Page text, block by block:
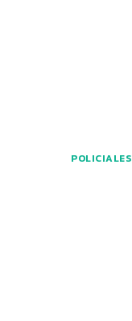
POLICIALES